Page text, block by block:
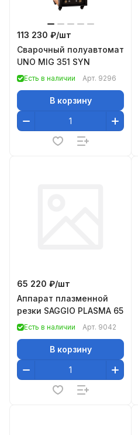
113 230 ₽/шт
Сварочный полуавтомат
UNO MIG 351 SYN
Есть в наличии Арт. 9296
В корзину
65 220 ₽/шт
Аппарат плазменной
резки SAGGIO PLASMA 65
Есть в наличии Арт. 9042
В корзину